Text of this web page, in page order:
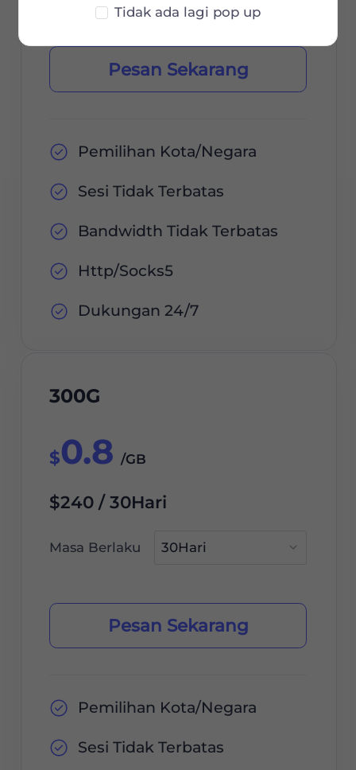
Pesan Sekarang
Pemilihan Kota/Negara
Sesi Tidak Terbatas
Bandwidth Tidak Terbatas
Http/Socks5
Dukungan 24/7
300G
$0.8 /GB
$240 / 30Hari
Masa Berlaku
Pesan Sekarang
Pemilihan Kota/Negara
Sesi Tidak Terbatas
Tidak ada lagi pop up